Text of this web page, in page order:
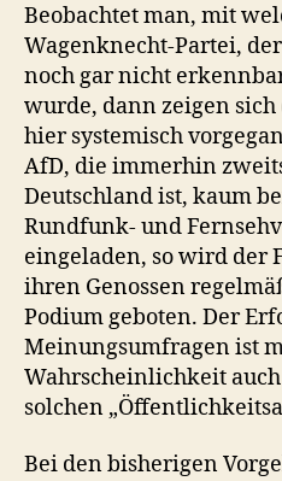
Beobachtet man, mit
Wagenknecht-Partei,
noch gar nicht
wurde, dann zeigen sich
hier systemisch
AfD, die immerhin
Deutschland ist, kaum
Rundfunk- und
eingeladen, so wird der
ihren Genossen
Podium geboten. Der
Meinungsumfragen ist
Wahrscheinlichkeit
solchen
Bei den bisherigen